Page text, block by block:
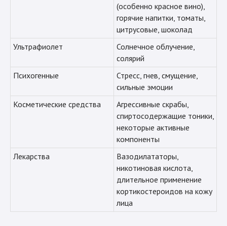
(особенно красное вино),
горячие напитки, томаты,
цитрусовые, шоколад
Ультрафиолет
Солнечное облучение,
солярий
Психогенные
Стресс, гнев, смущение,
сильные эмоции
Косметические средства
Агрессивные скрабы,
спиртосодержащие тоники,
некоторые активные
компоненты
Лекарства
Вазодилататоры,
никотиновая кислота,
длительное применение
кортикостероидов на кожу
лица